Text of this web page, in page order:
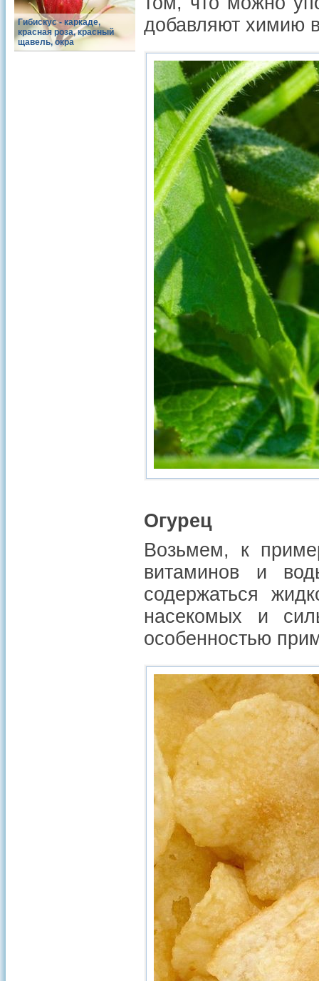
Гибискус - каркаде,
красная роза, красный
щавель, окра
добавляют химию
Огурец
Возьмем, к
витаминов и
содержаться
насекомых и
особенностью